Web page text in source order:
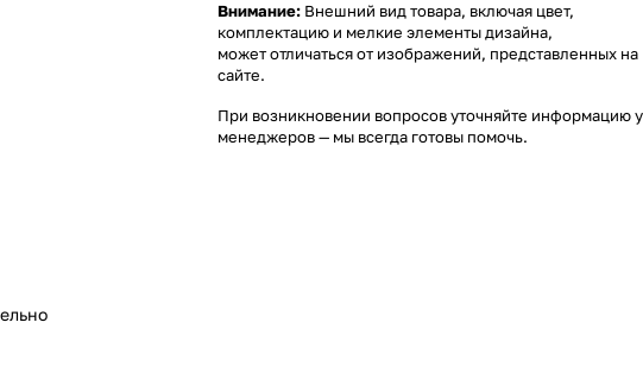
Внимание: Внешний вид товара, включая цвет,
комплектацию и мелкие элементы дизайна,
может отличаться от изображений, представленных на
сайте.
При возникновении вопросов уточняйте информацию у
менеджеров— мы всегда готовы помочь.